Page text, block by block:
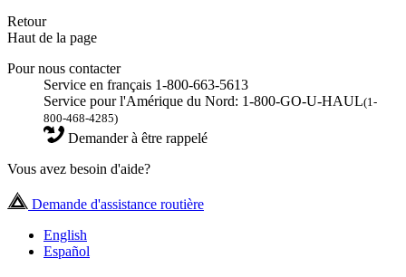
Retour
Haut de la page
Pour nous contacter
Service en français 1-800-663-5613
Service pour l'Amérique du Nord: 1-800-GO-U-HAUL(1-
800-468-4285)
Demander à être rappelé
Vous avez besoin d'aide?
Demande d'assistance routière
English
Español